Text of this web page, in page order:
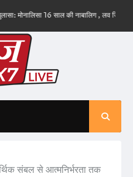
16 साल की नाबालिग , लव जिहाद के षडयंत्र
संबल से आत्मनिर्भरता तक